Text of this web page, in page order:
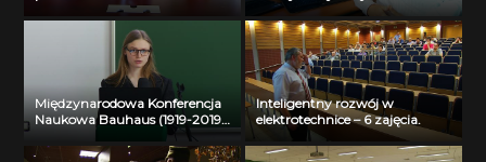
naukowców- dr inż. Krzysztof
Jurczuk
Międzynarodowa Konferencja
Naukowa Bauhaus (1919-2019)
Past – Present – Future – Liva
Garkaje
Inteligentny rozwój w
elektrotechnice – 6 zajęcia.